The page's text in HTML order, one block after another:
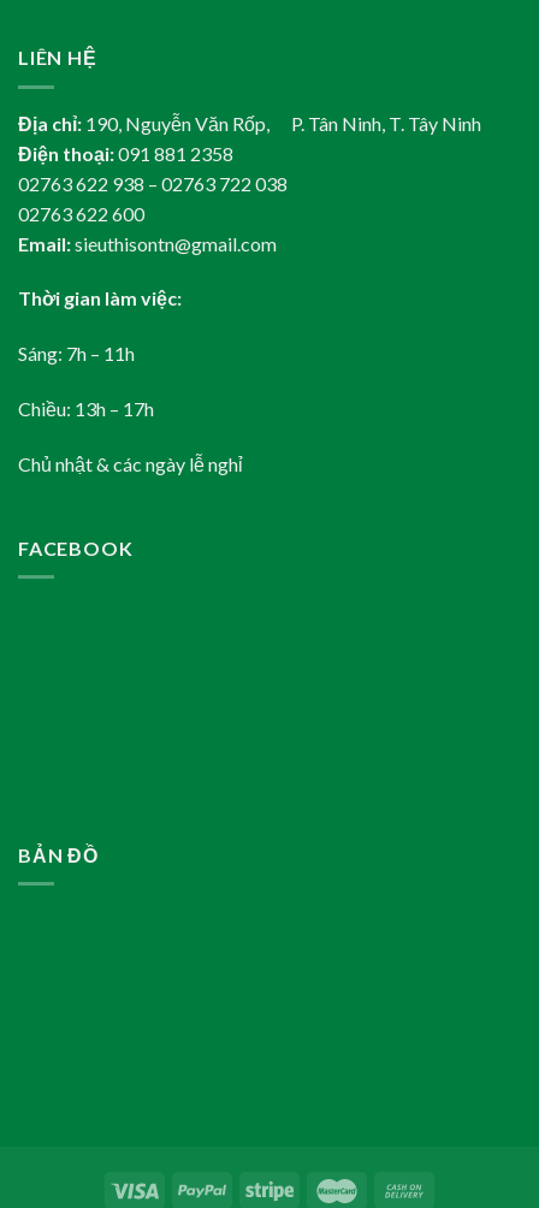
LIÊN HỆ
Địa chỉ: 190, Nguyễn Văn Rốp, P. Tân Ninh, T. Tây Ninh
Điện thoại:091 881 2358
02763 622 938 – 02763 722 038
02763 622 600
Email:sieuthisontn@gmail.com
Thời gian làm việc:
Sáng: 7h – 11h
Chiều: 13h – 17h
Chủ nhật & các ngày lễ nghỉ
FACEBOOK
BẢN ĐỒ